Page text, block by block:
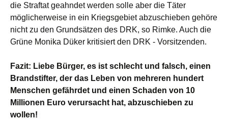
die Straftat geahndet werden solle aber die Täter
möglicherweise in ein Kriegsgebiet abzuschieben gehöre
nicht zu den Grundsätzen des DRK, so Rimke. Auch die
Grüne Monika Düker kritisiert den DRK - Vorsitzenden.
Fazit: Liebe Bürger, es ist schlecht und falsch, einen
Brandstifter, der das Leben von mehreren hundert
Menschen gefährdet und einen Schaden von 10
Millionen Euro verursacht hat, abzuschieben zu
wollen!